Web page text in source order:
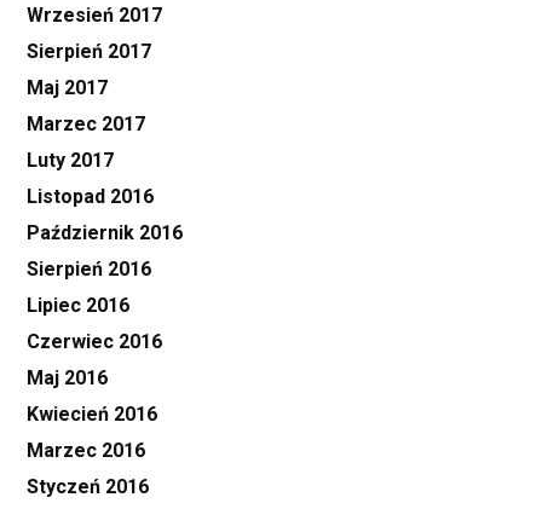
Wrzesień 2017
Sierpień 2017
Maj 2017
Marzec 2017
Luty 2017
Listopad 2016
Październik 2016
Sierpień 2016
Lipiec 2016
Czerwiec 2016
Maj 2016
Kwiecień 2016
Marzec 2016
Styczeń 2016